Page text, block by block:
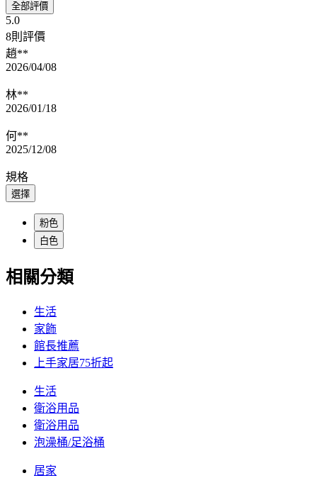
全部評價
5.0
8則評價
趙**
2026/04/08
林**
2026/01/18
何**
2025/12/08
規格
選擇
粉色
白色
相關分類
生活
家飾
館長推薦
上手家居75折起
生活
衛浴用品
衛浴用品
泡澡桶/足浴桶
居家